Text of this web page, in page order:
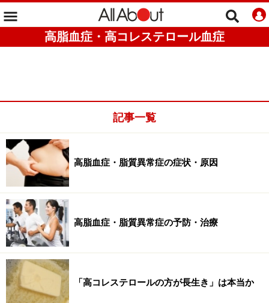
高脂血症・高コレステロール血症
記事一覧
高脂血症・脂質異常症の症状・原因
高脂血症・脂質異常症の予防・治療
「高コレステロールの方が長生き」は本当か